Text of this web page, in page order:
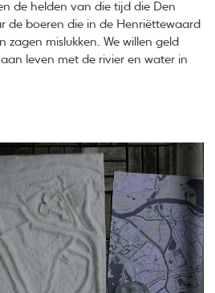
de helden van die tijd die Den
de boeren die in de Henriëttewaard
mislukken. We willen geld
leven met de rivier en water in